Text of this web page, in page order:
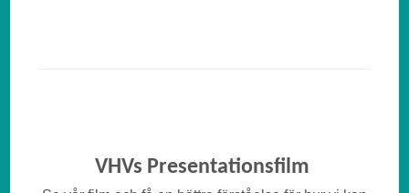
VHVs Presentationsfilm